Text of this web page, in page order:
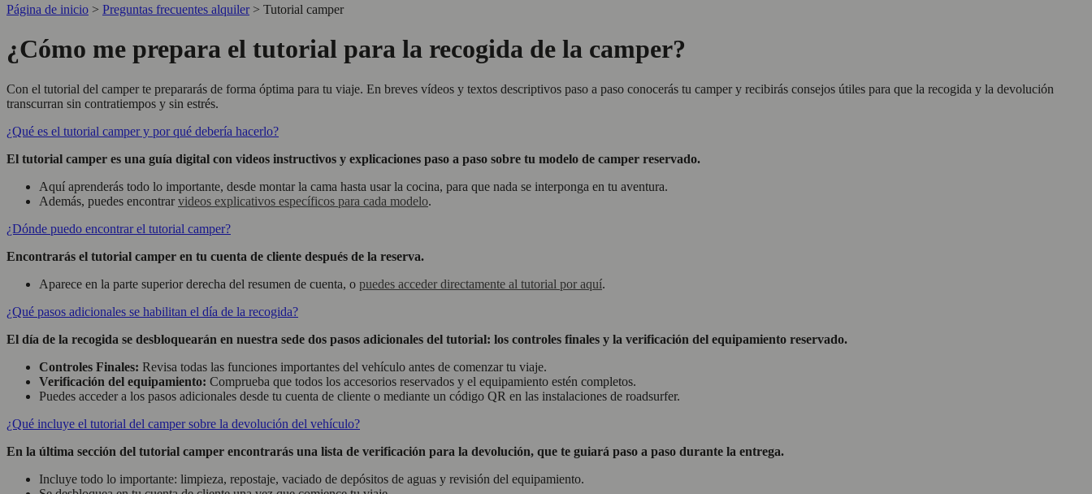
Página de inicio > Preguntas frecuentes alquiler > Tutorial camper
¿Cómo me prepara el tutorial para la recogida de la camper?
Con el tutorial del camper te prepararás de forma óptima para tu viaje. En breves vídeos y textos descriptivos paso a paso conocerás tu camper y recibirás consejos útiles para que la recogida y la devolución
transcurran sin contratiempos y sin estrés.
¿Qué es el tutorial camper y por qué debería hacerlo?
El tutorial camper es una guía digital con videos instructivos y explicaciones paso a paso sobre tu modelo de camper reservado.
Aquí aprenderás todo lo importante, desde montar la cama hasta usar la cocina, para que nada se interponga en tu aventura.
Además, puedes encontrar videos explicativos específicos para cada modelo.
¿Dónde puedo encontrar el tutorial camper?
Encontrarás el tutorial camper en tu cuenta de cliente después de la reserva.
Aparece en la parte superior derecha del resumen de cuenta, o puedes acceder directamente al tutorial por aquí.
¿Qué pasos adicionales se habilitan el día de la recogida?
El día de la recogida se desbloquearán en nuestra sede dos pasos adicionales del tutorial: los controles finales y la verificación del equipamiento reservado.
Controles Finales: Revisa todas las funciones importantes del vehículo antes de comenzar tu viaje.
Verificación del equipamiento: Comprueba que todos los accesorios reservados y el equipamiento estén completos.
Puedes acceder a los pasos adicionales desde tu cuenta de cliente o mediante un código QR en las instalaciones de roadsurfer.
¿Qué incluye el tutorial del camper sobre la devolución del vehículo?
En la última sección del tutorial camper encontrarás una lista de verificación para la devolución, que te guiará paso a paso durante la entrega.
Incluye todo lo importante: limpieza, repostaje, vaciado de depósitos de aguas y revisión del equipamiento.